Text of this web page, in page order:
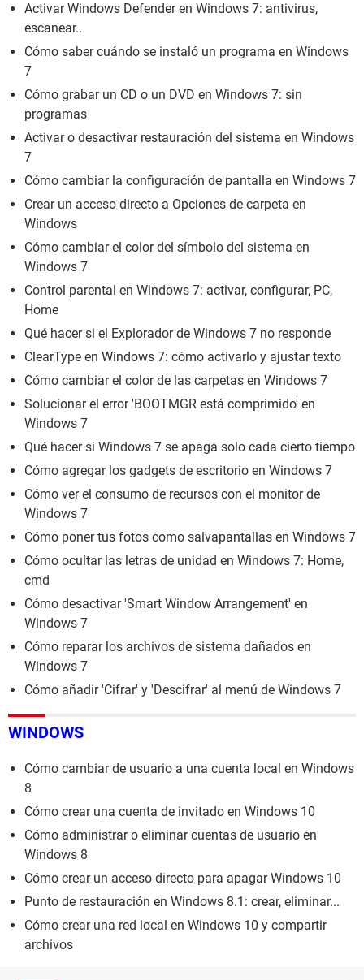
Activar Windows Defender en Windows 7: antivirus,
escanear..
Cómo saber cuándo se instaló un programa en Windows
7
Cómo grabar un CD o un DVD en Windows 7: sin
programas
Activar o desactivar restauración del sistema en Windows
7
Cómo cambiar la configuración de pantalla en Windows 7
Crear un acceso directo a Opciones de carpeta en
Windows
Cómo cambiar el color del símbolo del sistema en
Windows 7
Control parental en Windows 7: activar, configurar, PC,
Home
Qué hacer si el Explorador de Windows 7 no responde
ClearType en Windows 7: cómo activarlo y ajustar texto
Cómo cambiar el color de las carpetas en Windows 7
Solucionar el error 'BOOTMGR está comprimido' en
Windows 7
Qué hacer si Windows 7 se apaga solo cada cierto tiempo
Cómo agregar los gadgets de escritorio en Windows 7
Cómo ver el consumo de recursos con el monitor de
Windows 7
Cómo poner tus fotos como salvapantallas en Windows 7
Cómo ocultar las letras de unidad en Windows 7: Home,
cmd
Cómo desactivar 'Smart Window Arrangement' en
Windows 7
Cómo reparar los archivos de sistema dañados en
Windows 7
Cómo añadir 'Cifrar' y 'Descifrar' al menú de Windows 7
WINDOWS
Cómo cambiar de usuario a una cuenta local en Windows
8
Cómo crear una cuenta de invitado en Windows 10
Cómo administrar o eliminar cuentas de usuario en
Windows 8
Cómo crear un acceso directo para apagar Windows 10
Punto de restauración en Windows 8.1: crear, eliminar...
Cómo crear una red local en Windows 10 y compartir
archivos